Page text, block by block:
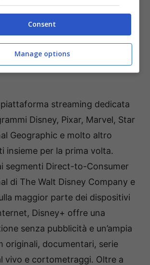
di più sui televisori Sony
streaming dedicata
Disney, Pixar, Marvel, Star
Geographic e molto altro
insieme per la prima volta.
segmenti Direct-to-Consumer
di The Walt Disney Company e
maggior parte dei dispositivi
Disney+ offre una
senza pubblicità e un’ampia
originali, documentari, serie
vivo e cortometraggi. Oltre a
Consent
Manage options